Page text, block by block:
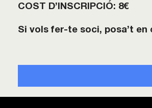
COST D’INSCRIPCIÓ: 8€
Si vols fer-te soci, posa’t